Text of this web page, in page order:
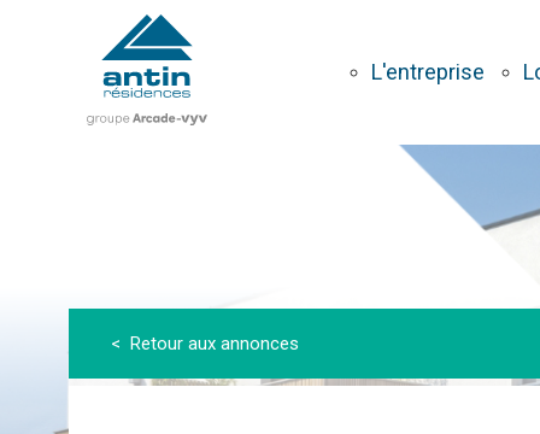
L'entreprise
< Retour aux annonces